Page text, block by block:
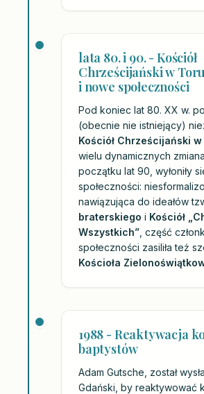
lata 80. i 90. - Kościół
Chrześcijański w
i nowe społeczności
Pod koniec lat 80. XX w.
(obecnie nie istniejący)
Kościół Chrześcijański
wielu dynamicznych
początku lat 90, wyłoniły
społeczności:
nawiązująca do ideałów
braterskiego i Kościół
Wszystkich” , część
społeczności zasiliła też
Kościoła
1988 - Reaktywacja
baptystów
Adam Gutsche, został
Gdański, by reaktywować